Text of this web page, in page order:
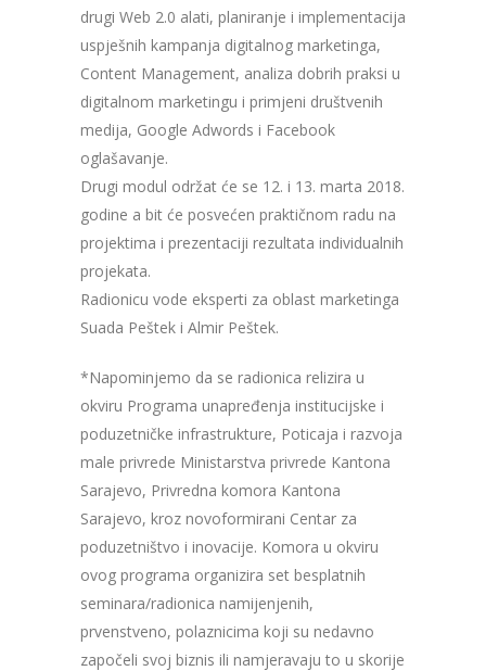
drugi Web 2.0 alati, planiranje i implementacija
uspješnih kampanja digitalnog marketinga,
Content Management, analiza dobrih praksi u
digitalnom marketingu i primjeni društvenih
medija, Google Adwords i Facebook
oglašavanje.
Drugi modul održat će se 12. i 13. marta 2018.
godine a bit će posvećen praktičnom radu na
projektima i prezentaciji rezultata individualnih
projekata.
Radionicu vode eksperti za oblast marketinga
Suada Peštek i Almir Peštek.
*Napominjemo da se radionica relizira u
okviru Programa unapređenja institucijske i
poduzetničke infrastrukture, Poticaja i razvoja
male privrede Ministarstva privrede Kantona
Sarajevo, Privredna komora Kantona
Sarajevo, kroz novoformirani Centar za
poduzetništvo i inovacije. Komora u okviru
ovog programa organizira set besplatnih
seminara/radionica namijenjenih,
prvenstveno, polaznicima koji su nedavno
započeli svoj biznis ili namjeravaju to u skorije